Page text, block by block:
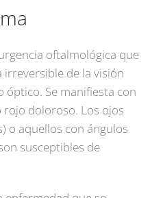
oftalmológica que
de la visión
Se manifiesta con
rojo doloroso. Los ojos
o aquellos con ángulos
susceptibles de